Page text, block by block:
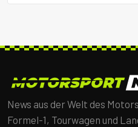
News aus der Welt des
Formel-1, Tourwagen und